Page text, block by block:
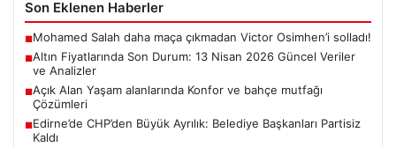
Son Eklenen Haberler
■Mohamed Salah daha maça çıkmadan Victor Osimhen’i solladı!
■Altın Fiyatlarında Son Durum: 13 Nisan 2026 Güncel Veriler
ve Analizler
■Açık Alan Yaşam alanlarında Konfor ve bahçe mutfağı
Çözümleri
■Edirne’de CHP’den Büyük Ayrılık: Belediye Başkanları Partisiz
Kaldı